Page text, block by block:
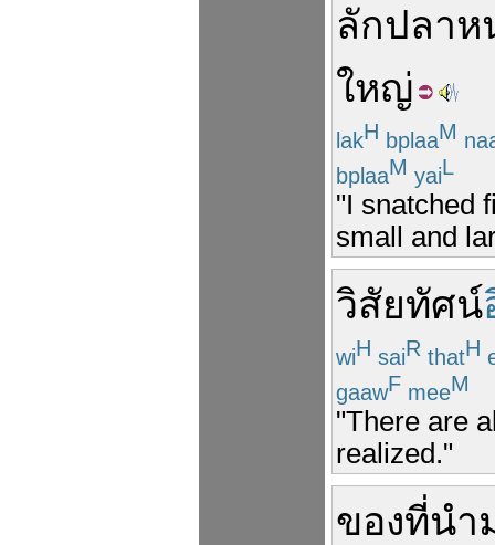
ลักปลาห
ใหญ่
lakH bplaaM
bplaaM yaiL
"I snatched
small and
วิสัยทัศน์
wiH saiR thatH
gaawF meeM
"There are
realized."
ของที่นำ